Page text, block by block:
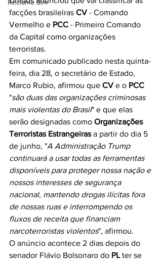
Reclamo Sim
facções brasileiras CV - Comando
Vermelho e PCC - Primeiro Comando
da Capital como organizações
terroristas.
Em comunicado publicado nesta quinta-
feira, dia 28, o secretário de Estado,
Marco Rubio, afirmou que CV e o PCC
"são duas das organizações criminosas
mais violentas do Brasil" e que elas
serão designadas como Organizações
Terroristas Estrangeiras a partir do dia 5
de junho, "A Administração Trump
continuará a usar todas as ferramentas
disponíveis para proteger nossa nação e
nossos interesses de segurança
nacional, mantendo drogas ilícitas fora
de nossas ruas e interrompendo os
fluxos de receita que financiam
narcoterroristas violentos", afirmou.
O anúncio acontece 2 dias depois do
senador Flávio Bolsonaro do PL ter se